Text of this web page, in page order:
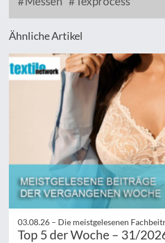
Ähnliche Artikel
03.08.26 – Die meistgelesenen
Top 5 der Woche – 31/